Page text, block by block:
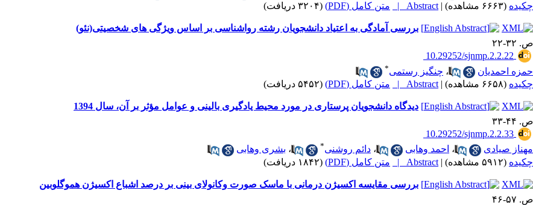
چکیده (۶۶۶۳ مشاهده) |
Abstract | متن کامل (PDF) (۳۲۰۴ دریافت)
بررسی آمادگی به اعتیاد دانشجویان رشته رواشناسی بر اساس ویژگی های شخصیتی(نئو)
ص. ۳۲-۲۲
‎ 10.29252/sjnmp.2.2.22
حمزه احمدیان
، چنگیز رستمی*
چکیده (۶۶۵۸ مشاهده) |
Abstract | متن کامل (PDF) (۵۴۵۲ دریافت)
دیدگاه دانشجویان پرستاری در مورد محیط یادگیری بالینی و عوامل مؤثر بر آن، سال 1394
ص. ۴۴-۳۳
‎ 10.29252/sjnmp.2.2.33
مهناز صیادی
، احمد وهابی ، دائم روشنی* ، بشری وهابی
چکیده (۵۹۱۲ مشاهده) |
Abstract | متن کامل (PDF) (۱۸۴۲ دریافت)
بررسی مقایسه اکسیژن درمانی با ماسک صورت وکانولای بینی بر درصد اشباع اکسیژن هموگلوبین
ص. ۵۷-۴۶